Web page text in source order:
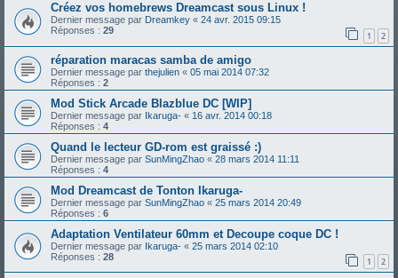
Créez vos homebrews Dreamcast sous Linux !
Dernier message par Dreamkey « 24 avr. 2015 09:15
Réponses : 29 1 2
réparation maracas samba de amigo
Dernier message par thejulien « 05 mai 2014 07:32
Réponses : 2
Mod Stick Arcade Blazblue DC [WIP]
Dernier message par Ikaruga- « 16 avr. 2014 00:18
Réponses : 4
Quand le lecteur GD-rom est graissé :)
Dernier message par SunMingZhao « 28 mars 2014 11:11
Réponses : 4
Mod Dreamcast de Tonton Ikaruga-
Dernier message par SunMingZhao « 25 mars 2014 20:49
Réponses : 6
Adaptation Ventilateur 60mm et Decoupe coque DC !
Dernier message par Ikaruga- « 25 mars 2014 02:10
Réponses : 28 1 2